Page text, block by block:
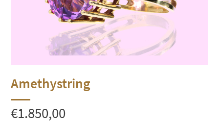
Amethystring
€1.850,00